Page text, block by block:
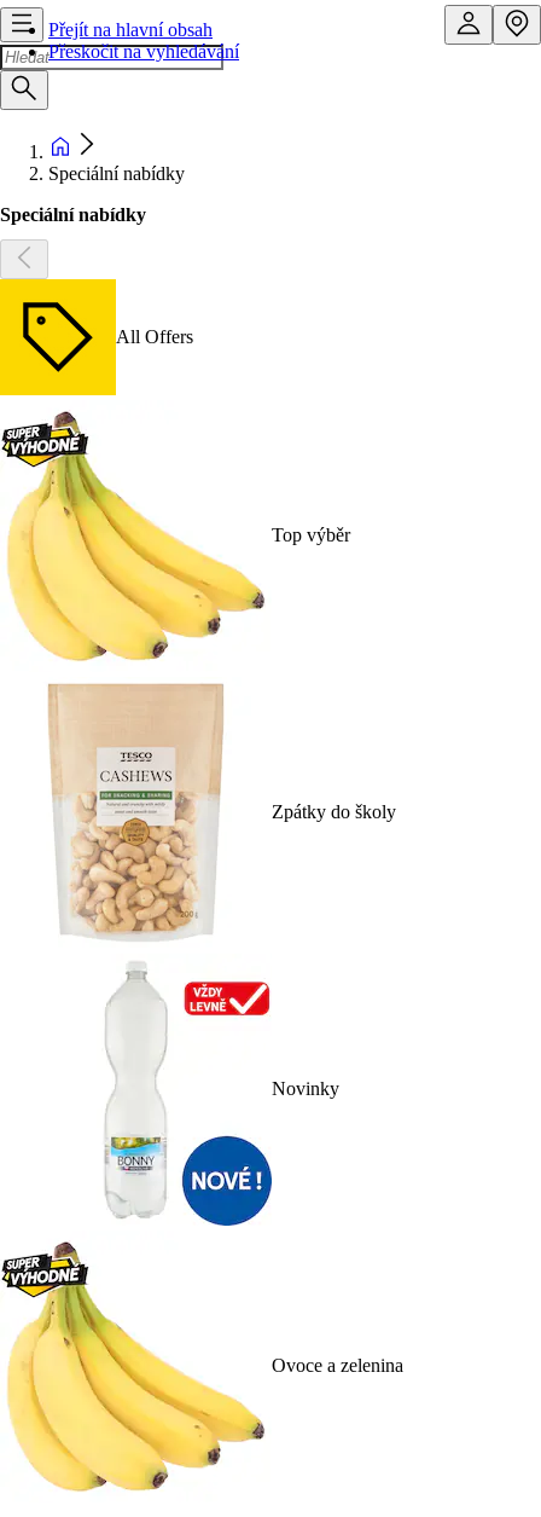
Přejít na hlavní obsah
Přeskočit na vyhledávání
Speciální nabídky
Speciální nabídky
All Offers
Top výběr
Zpátky do školy
Novinky
Ovoce a zelenina